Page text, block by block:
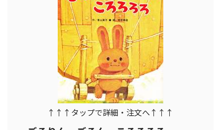
↑↑↑タップで詳細・注文へ↑↑↑